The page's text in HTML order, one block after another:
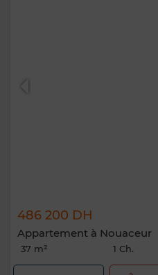
486 200 DH
Appartement à Nouaceur
37 m² 1 Ch.